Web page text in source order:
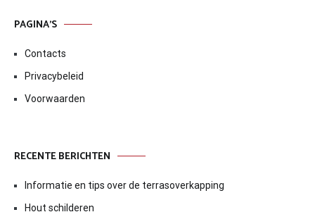
PAGINA’S
Contacts
Privacybeleid
Voorwaarden
RECENTE BERICHTEN
Informatie en tips over de terrasoverkapping
Hout schilderen